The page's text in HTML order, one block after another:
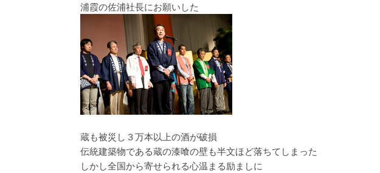
浦霞の佐浦社長にお願いした
蔵も被災し３万本以上の酒が破損
伝統建築物である蔵の漆喰の壁も半文ほど落ちてしまった
しかし全国から寄せられる心温まる励ましに